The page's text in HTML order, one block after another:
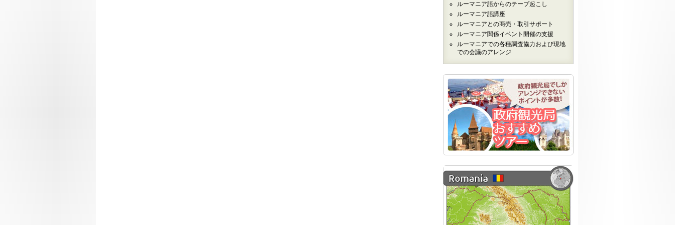
ルーマニア語からのテープ起こし
ルーマニア語講座
ルーマニアとの商売・取引サポート
ルーマニア関係イベント開催の支援
ルーマニアでの各種調査協力および現地
での会議のアレンジ